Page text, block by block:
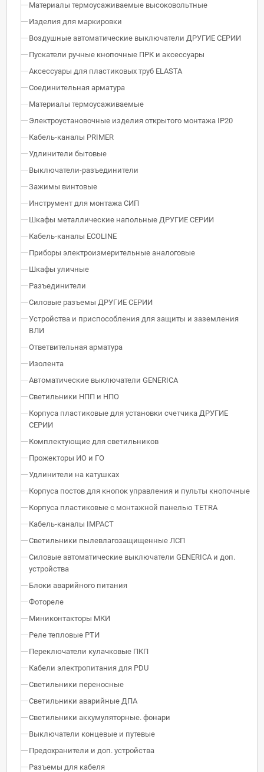
Материалы термоусаживаемые высоковольтные
Изделия для маркировки
Воздушные автоматические выключатели ДРУГИЕ СЕРИИ
Пускатели ручные кнопочные ПРК и аксессуары
Аксессуары для пластиковых труб ELASTA
Соединительная арматура
Материалы термоусаживаемые
Электроустановочные изделия открытого монтажа IP20
Кабель-каналы PRIMER
Удлинители бытовые
Выключатели-разъединители
Зажимы винтовые
Инструмент для монтажа СИП
Шкафы металлические напольные ДРУГИЕ СЕРИИ
Кабель-каналы ECOLINE
Приборы электроизмерительные аналоговые
Шкафы уличные
Разъединители
Силовые разъемы ДРУГИЕ СЕРИИ
Устройства и приспособления для защиты и заземления
ВЛИ
Ответвительная арматура
Изолента
Автоматические выключатели GENERICA
Светильники НПП и НПО
Корпуса пластиковые для установки счетчика ДРУГИЕ
СЕРИИ
Комплектующие для светильников
Прожекторы ИО и ГО
Удлинители на катушках
Корпуса постов для кнопок управления и пульты кнопочные
Корпуса пластиковые с монтажной панелью TETRA
Кабель-каналы IMPACT
Светильники пылевлагозащищенные ЛСП
Силовые автоматические выключатели GENERICA и доп.
устройства
Блоки аварийного питания
Фотореле
Миниконтакторы МКИ
Реле тепловые РТИ
Переключатели кулачковые ПКП
Кабели электропитания для PDU
Светильники переносные
Светильники аварийные ДПА
Светильники аккумуляторные. фонари
Выключатели концевые и путевые
Предохранители и доп. устройства
Разъемы для кабеля